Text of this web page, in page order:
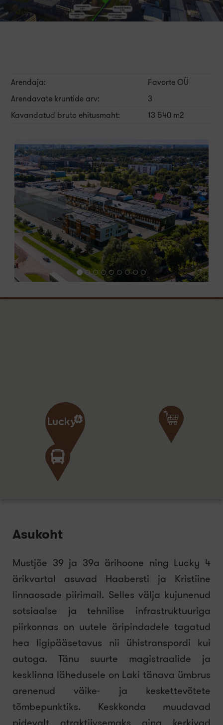
Arendaja:
Favorte OÜ
Arendavate kruntide arv:
3
Kavandatud bruto ehitusmaht:
13 540 m2
Asukoht
Mustjõe 39 ja 39a ärihoone ning Lucky 4
ärikvartal asuvad Haabersti ja Kristiine
linnaosade piirimail. Selles välja kujunenud
sotsiaalse ja tehnilise infrastruktuuriga
piirkonnas on uutele äripindadele tagatud
hea ligipääsetavus nii ühistranspordi kui
autoga. Tänu suurte magistraalide ja
kesklinna lähedusele on Laki tänava ümbrus
arenenud väike- ja keskettevõtete
tõmbepunktiks. Keskkonda muudavad
pidevalt atraktiivsemaks aina kerkivad